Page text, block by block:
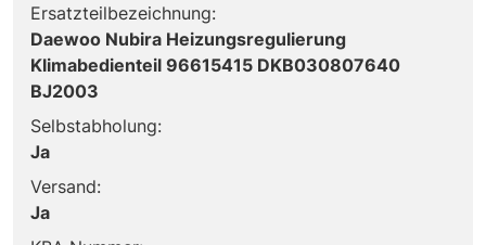
Ersatzteilbezeichnung:
Daewoo Nubira Heizungsregulierung
Klimabedienteil 96615415 DKB030807640
BJ2003
Selbstabholung:
Ja
Versand:
Ja